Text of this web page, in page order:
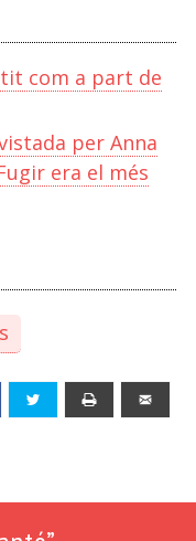
com a part de
per Anna
era el més
Facebook Twitter